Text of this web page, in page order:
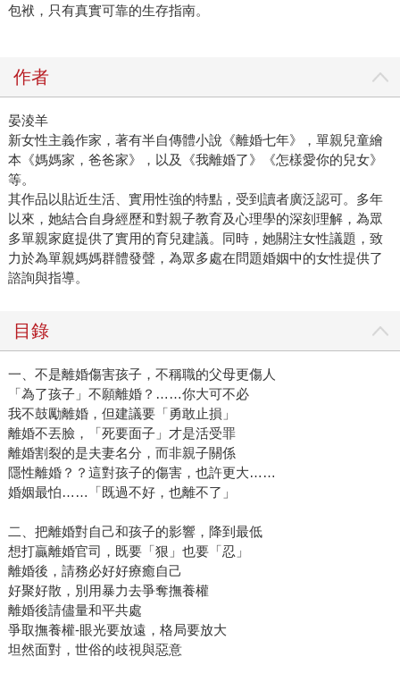
包袱，只有真實可靠的生存指南。
作者
晏淩羊
新女性主義作家，著有半自傳體小說《離婚七年》，單親兒童繪
本《媽媽家，爸爸家》，以及《我離婚了》《怎樣愛你的兒女》
等。
其作品以貼近生活、實用性強的特點，受到讀者廣泛認可。多年
以來，她結合自身經歷和對親子教育及心理學的深刻理解，為眾
多單親家庭提供了實用的育兒建議。同時，她關注女性議題，致
力於為單親媽媽群體發聲，為眾多處在問題婚姻中的女性提供了
諮詢與指導。
目錄
一、不是離婚傷害孩子，不稱職的父母更傷人
「為了孩子」不願離婚？……你大可不必
我不鼓勵離婚，但建議要「勇敢止損」
離婚不丟臉，「死要面子」才是活受罪
離婚割裂的是夫妻名分，而非親子關係
隱性離婚？？這對孩子的傷害，也許更大……
婚姻最怕……「既過不好，也離不了」
二、把離婚對自己和孩子的影響，降到最低
想打贏離婚官司，既要「狠」也要「忍」
離婚後，請務必好好療癒自己
好聚好散，別用暴力去爭奪撫養權
離婚後請儘量和平共處
爭取撫養權-眼光要放遠，格局要放大
坦然面對，世俗的歧視與惡意